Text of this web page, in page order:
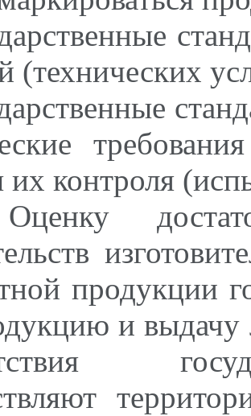
(технических
контроля
продукции
и выдачу